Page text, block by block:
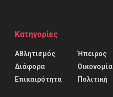
Κατηγορίες
Αθλητισμός
Διάφορα
Επικαιρότητα
Ήπειρος
Οικονομία
Πολιτική